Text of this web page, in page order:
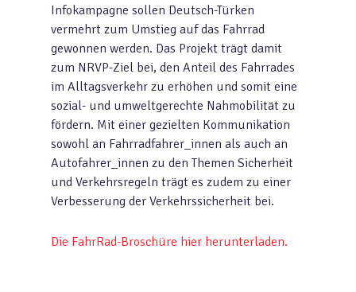
Infokampagne sollen Deutsch-Türken
vermehrt zum Umstieg auf das Fahrrad
gewonnen werden. Das Projekt trägt damit
zum NRVP-Ziel bei, den Anteil des Fahrrades
im Alltagsverkehr zu erhöhen und somit eine
sozial- und umweltgerechte Nahmobilität zu
fördern. Mit einer gezielten Kommunikation
sowohl an Fahrradfahrer_innen als auch an
Autofahrer_innen zu den Themen Sicherheit
und Verkehrsregeln trägt es zudem zu einer
Verbesserung der Verkehrssicherheit bei.
Die FahrRad-Broschüre hier herunterladen.